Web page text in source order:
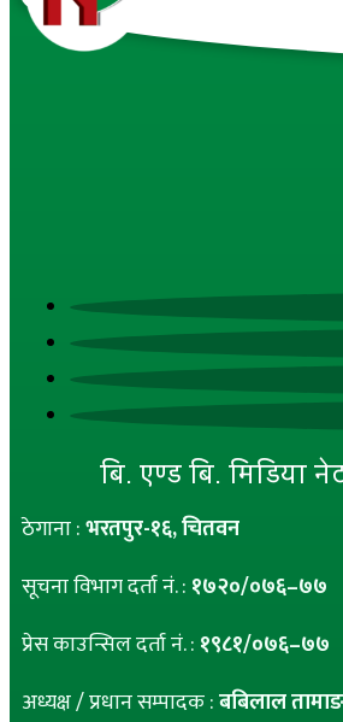
बि. एण्ड बि. मिडिया
ठेगाना :भरतपुर-१६, चितवन
सूचना विभाग दर्ता नं. : १७२०/०७६–७७
प्रेस काउन्सिल दर्ता नं. : १९८१/०७६–७७
अध्यक्ष / प्रधान सम्पादक :बबिलाल तामाङ